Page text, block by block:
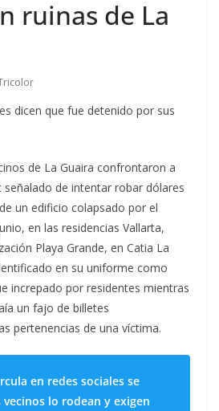
ruinas de La
dicen que fue detenido por sus
de La Guaira confrontaron a
señalado de intentar robar dólares
un edificio colapsado por el
en las residencias Vallarta,
Playa Grande, en Catia La
en su uniforme como
increpado por residentes mientras
un fajo de billetes
pertenencias de una víctima.
en redes sociales se
lo rodean y exigen